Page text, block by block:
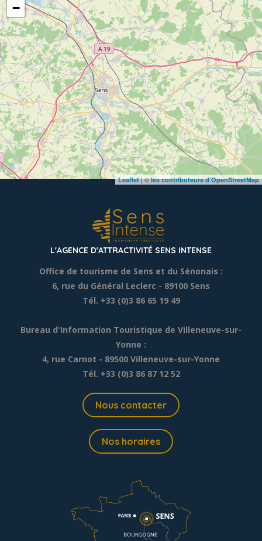
−
Leaflet| ©les contributeurs d’OpenStreetMap
L'AGENCE D'ATTRACTIVITÉ SENS INTENSE
Office de tourisme de Sens et du Sénonais :
6, rue du Général Leclerc - 89100 Sens
Tél. +33 (0)3 86 65 19 49
Bureau d'Information Touristique de Villeneuve-sur-
Yonne :
4, rue Carnot - 89500 Villeneuve-sur-Yonne
Tél. +33 (0)3 86 87 12 52
Nous contacter
Nos horaires